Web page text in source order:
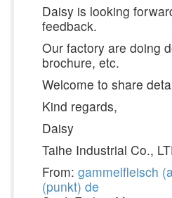
Daisy is looking
feedback.
Our factory are doing
brochure, etc.
Welcome to share
Kind regards,
Daisy
Taihe Industrial Co.,
From: gammelfleisch
(punkt) de